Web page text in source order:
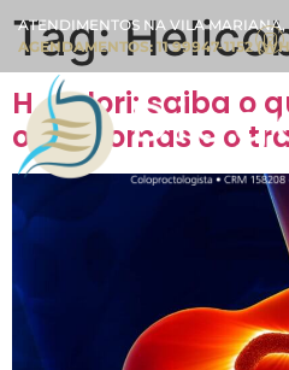
ATENDIMENTOS NA VILA MARIANA,
AGENDAMENTOS: 11 99947-1152
Tag:
H. pylori: saiba o
os sintomas e o